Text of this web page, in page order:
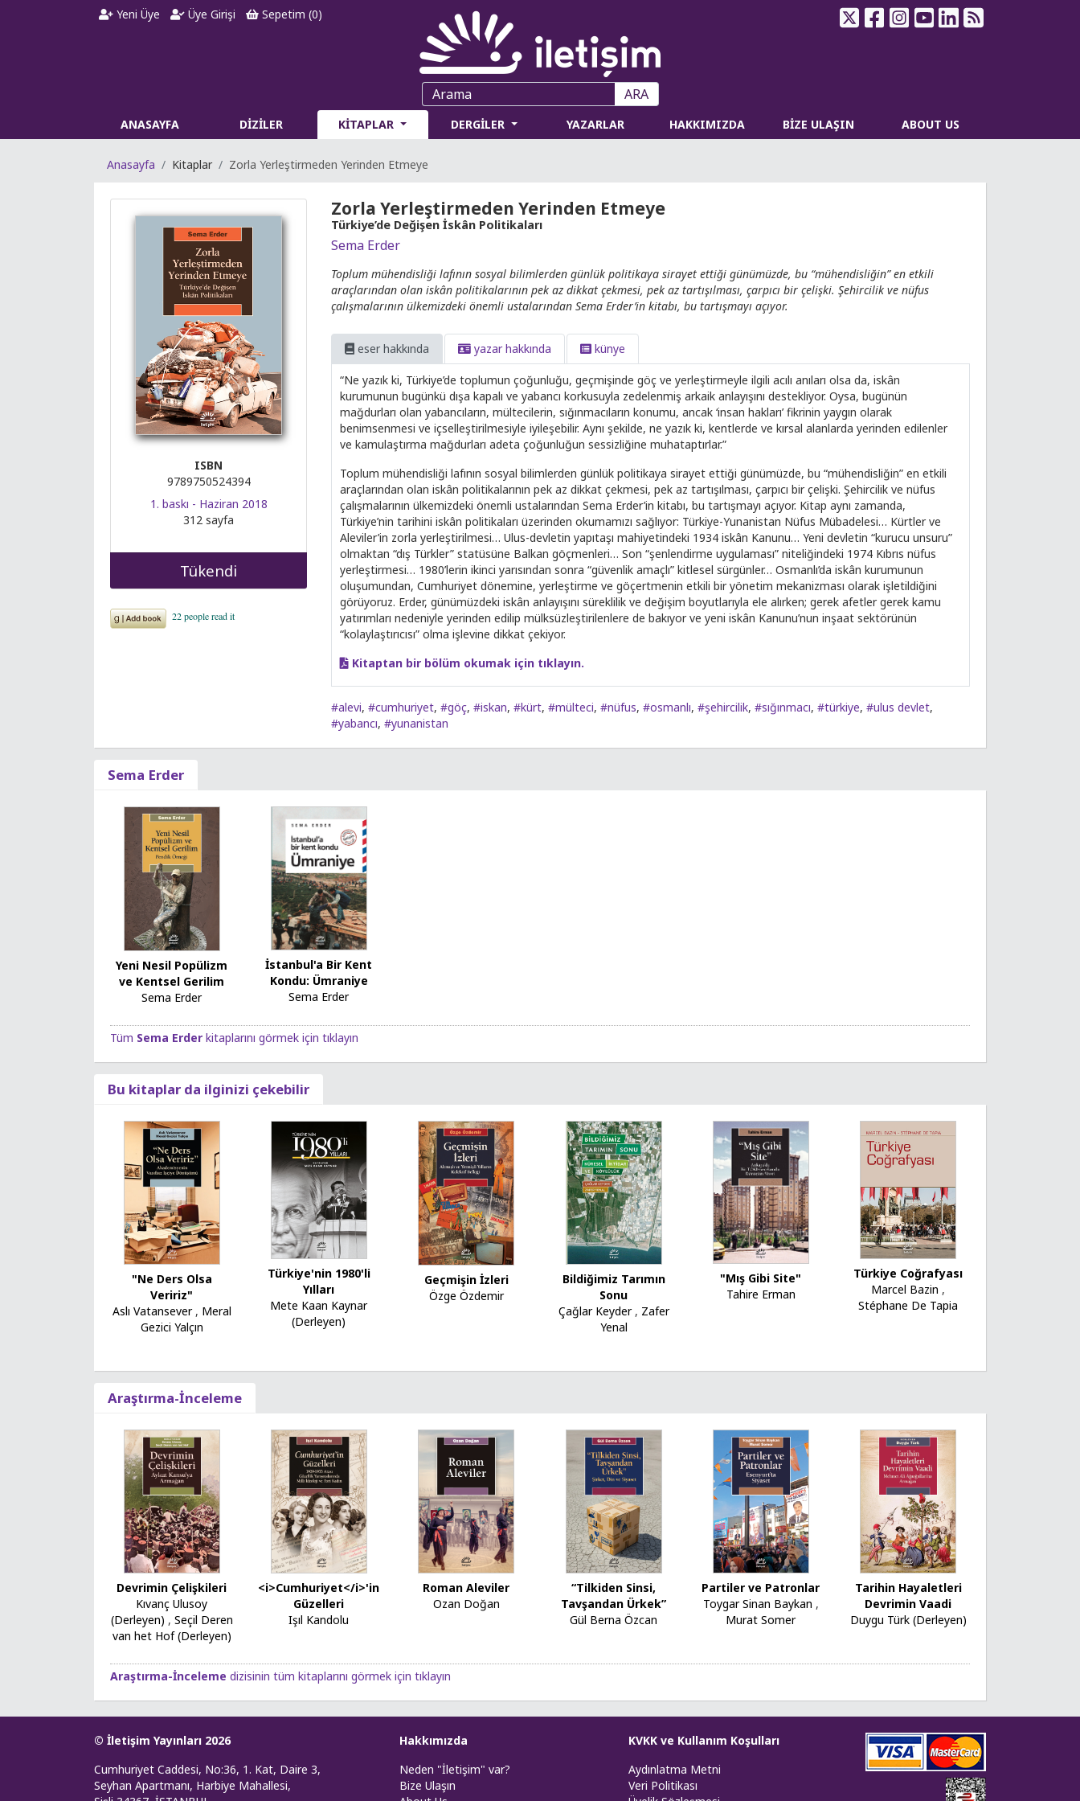
Yeni Üye Üye Girişi Sepetim (0)
ARA
ANASAYFA DİZİLER KİTAPLAR DERGİLER YAZARLAR HAKKIMIZDA BİZE ULAŞIN ABOUT US
Anasayfa Kitaplar Zorla Yerleştirmeden Yerinden Etmeye
ISBN
9789750524394
1. baskı - Haziran 2018
312 sayfa
Tükendi
Zorla Yerleştirmeden Yerinden Etmeye
Türkiye’de Değişen İskân Politikaları
Sema Erder
Toplum mühendisliği lafının sosyal bilimlerden günlük politikaya sirayet ettiği günümüzde, bu “mühendisliğin” en etkili
araçlarından olan iskân politikalarının pek az dikkat çekmesi, pek az tartışılması, çarpıcı bir çelişki. Şehircilik ve nüfus
çalışmalarının ülkemizdeki önemli ustalarından Sema Erder’in kitabı, bu tartışmayı açıyor.
eser hakkında yazar hakkında künye
“Ne yazık ki, Türkiye’de toplumun çoğunluğu, geçmişinde göç ve yerleştirmeyle ilgili acılı anıları olsa da, iskân
kurumunun bugünkü dışa kapalı ve yabancı korkusuyla zedelenmiş arkaik anlayışını destekliyor. Oysa, bugünün
mağdurları olan yabancıların, mültecilerin, sığınmacıların konumu, ancak ‘insan hakları’ fikrinin yaygın olarak
benimsenmesi ve içselleştirilmesiyle iyileşebilir. Aynı şekilde, ne yazık ki, kentlerde ve kırsal alanlarda yerinden edilenler
ve kamulaştırma mağdurları adeta çoğunluğun sessizliğine muhataptırlar.”
Toplum mühendisliği lafının sosyal bilimlerden günlük politikaya sirayet ettiği günümüzde, bu “mühendisliğin” en etkili
araçlarından olan iskân politikalarının pek az dikkat çekmesi, pek az tartışılması, çarpıcı bir çelişki. Şehircilik ve nüfus
çalışmalarının ülkemizdeki önemli ustalarından Sema Erder’in kitabı, bu tartışmayı açıyor. Kitap aynı zamanda,
Türkiye’nin tarihini iskân politikaları üzerinden okumamızı sağlıyor: Türkiye-Yunanistan Nüfus Mübadelesi… Kürtler ve
Aleviler’in zorla yerleştirilmesi… Ulus-devletin yapıtaşı mahiyetindeki 1934 iskân Kanunu… Yeni devletin “kurucu unsuru”
olmaktan “dış Türkler” statüsüne Balkan göçmenleri… Son “şenlendirme uygulaması” niteliğindeki 1974 Kıbrıs nüfus
yerleştirmesi… 1980’lerin ikinci yarısından sonra “güvenlik amaçlı” kitlesel sürgünler… Osmanlı’da iskân kurumunun
oluşumundan, Cumhuriyet dönemine, yerleştirme ve göçertmenin etkili bir yönetim mekanizması olarak işletildiğini
görüyoruz. Erder, günümüzdeki iskân anlayışını süreklilik ve değişim boyutlarıyla ele alırken; gerek afetler gerek kamu
yatırımları nedeniyle yerinden edilip mülksüzleştirilenlere de bakıyor ve yeni iskân Kanunu’nun inşaat sektörünün
“kolaylaştırıcısı” olma işlevine dikkat çekiyor.
Kitaptan bir bölüm okumak için tıklayın.
#alevi, #cumhuriyet, #göç, #iskan, #kürt, #mülteci, #nüfus, #osmanlı, #şehircilik, #sığınmacı, #türkiye, #ulus devlet,
#yabancı, #yunanistan
Sema Erder
Yeni Nesil Popülizm
ve Kentsel Gerilim
Sema Erder
İstanbul'a Bir Kent
Kondu: Ümraniye
Sema Erder
Tüm Sema Erder kitaplarını görmek için tıklayın
Bu kitaplar da ilginizi çekebilir
"Ne Ders Olsa
Veririz"
Aslı Vatansever, Meral
Gezici Yalçın
Türkiye'nin 1980'li
Yılları
Mete Kaan Kaynar
(Derleyen)
Geçmişin İzleri
Özge Özdemir
Bildiğimiz Tarımın
Sonu
Çağlar Keyder, Zafer
Yenal
"Mış Gibi Site"
Tahire Erman
Türkiye Coğrafyası
Marcel Bazin ,
Stéphane De Tapia
Araştırma-İnceleme
Devrimin Çelişkileri
Kıvanç Ulusoy
(Derleyen) , Seçil Deren
van het Hof (Derleyen)
<i>Cumhuriyet</i>'in
Güzelleri
Işıl Kandolu
Roman Aleviler
Ozan Doğan
“Tilkiden Sinsi,
Tavşandan Ürkek”
Gül Berna Özcan
Partiler ve Patronlar
Toygar Sinan Baykan ,
Murat Somer
Tarihin Hayaletleri
Devrimin Vaadi
Duygu Türk (Derleyen)
Araştırma-İnceleme dizisinin tüm kitaplarını görmek için tıklayın
© İletişim Yayınları 2026
Cumhuriyet Caddesi, No:36, 1. Kat, Daire 3,
Seyhan Apartmanı, Harbiye Mahallesi,
Hakkımızda
Neden "İletişim" var?
Bize Ulaşın
KVKK ve Kullanım Koşulları
Aydınlatma Metni
Veri Politikası